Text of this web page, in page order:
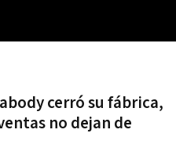
cerró su fábrica,
no dejan de